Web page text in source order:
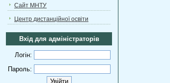
Сайт МНТУ
Центр дистанційної освіти
Вхід для адміністраторів
Логін:
Пароль: